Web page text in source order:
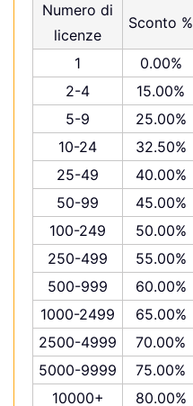
Numero di
licenze
Sconto %
1 0.00%
2-4 15.00%
5-9
25.00%
10-24
32.50%
25-49
40.00%
50-99
45.00%
100-249
50.00%
250-499
55.00%
500-999
60.00%
1000-2499
65.00%
2500-4999
70.00%
5000-9999
75.00%
10000+
80.00%